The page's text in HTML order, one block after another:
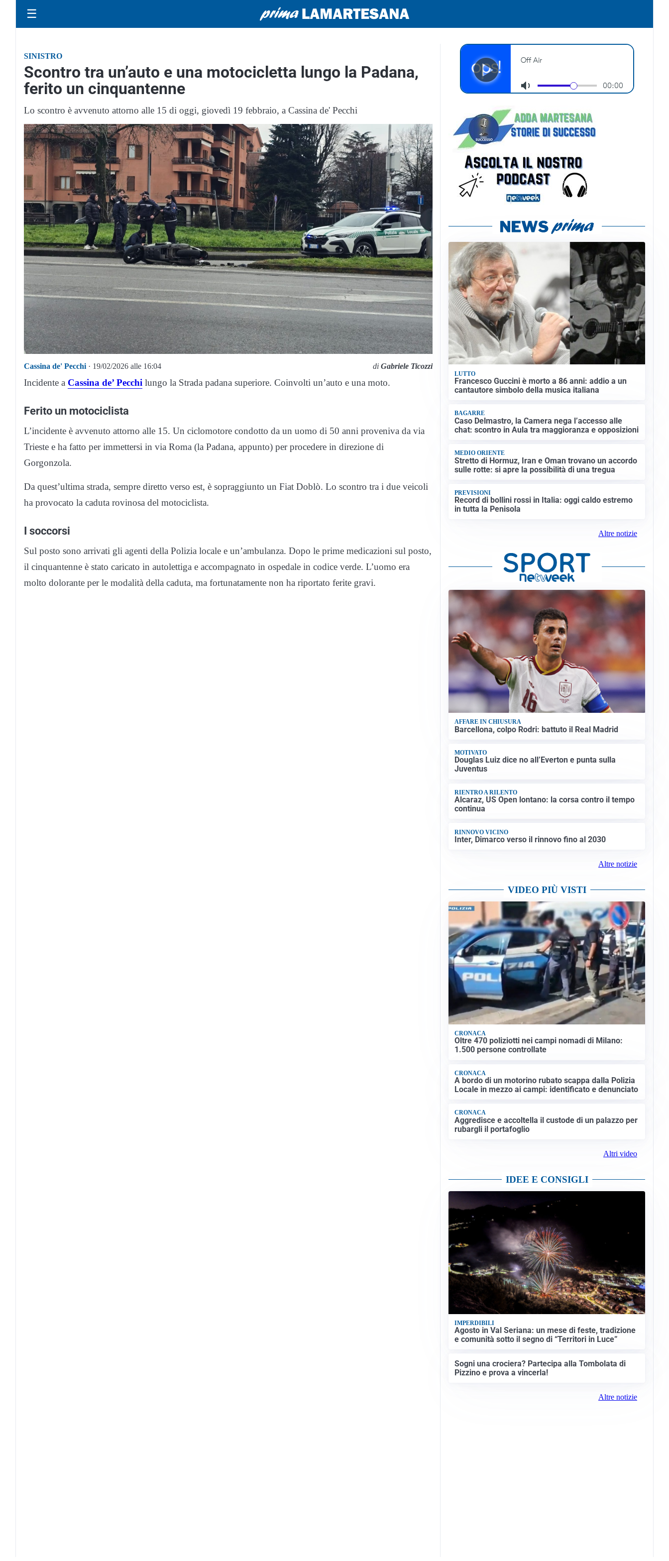
☰
SINISTRO
Scontro tra un’auto e una motocicletta lungo la Padana,
ferito un cinquantenne
Lo scontro è avvenuto attorno alle 15 di oggi, giovedì 19 febbraio, a Cassina de' Pecchi
Cassina de' Pecchi · 19/02/2026 alle 16:04 diGabriele Ticozzi
Incidente a Cassina de’ Pecchi lungo la Strada padana superiore. Coinvolti un’auto e una moto.
Ferito un motociclista
L’incidente è avvenuto attorno alle 15. Un ciclomotore condotto da un uomo di 50 anni proveniva da via
Trieste e ha fatto per immettersi in via Roma (la Padana, appunto) per procedere in direzione di
Gorgonzola.
Da quest’ultima strada, sempre diretto verso est, è sopraggiunto un Fiat Doblò. Lo scontro tra i due veicoli
ha provocato la caduta rovinosa del motociclista.
I soccorsi
Sul posto sono arrivati gli agenti della Polizia locale e un’ambulanza. Dopo le prime medicazioni sul posto,
il cinquantenne è stato caricato in autolettiga e accompagnato in ospedale in codice verde. L’uomo era
molto dolorante per le modalità della caduta, ma fortunatamente non ha riportato ferite gravi.
LUTTO
Francesco Guccini è morto a 86 anni: addio a un
cantautore simbolo della musica italiana
BAGARRE
Caso Delmastro, la Camera nega l’accesso alle
chat: scontro in Aula tra maggioranza e opposizioni
MEDIO ORIENTE
Stretto di Hormuz, Iran e Oman trovano un accordo
sulle rotte: si apre la possibilità di una tregua
PREVISIONI
Record di bollini rossi in Italia: oggi caldo estremo
in tutta la Penisola
Altre notizie
AFFARE IN CHIUSURA
Barcellona, colpo Rodri: battuto il Real Madrid
MOTIVATO
Douglas Luiz dice no all’Everton e punta sulla
Juventus
RIENTRO A RILENTO
Alcaraz, US Open lontano: la corsa contro il tempo
continua
RINNOVO VICINO
Inter, Dimarco verso il rinnovo fino al 2030
Altre notizie
VIDEO PIÙ VISTI
CRONACA
Oltre 470 poliziotti nei campi nomadi di Milano:
1.500 persone controllate
CRONACA
A bordo di un motorino rubato scappa dalla Polizia
Locale in mezzo ai campi: identificato e denunciato
CRONACA
Aggredisce e accoltella il custode di un palazzo per
rubargli il portafoglio
Altri video
IDEE E CONSIGLI
IMPERDIBILI
Agosto in Val Seriana: un mese di feste, tradizione
e comunità sotto il segno di “Territori in Luce”
Sogni una crociera? Partecipa alla Tombolata di
Pizzino e prova a vincerla!
Altre notizie